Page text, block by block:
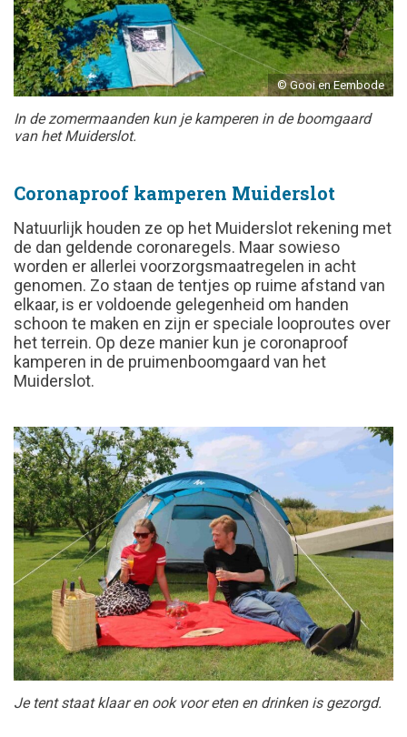
© Gooi en Eembode
In de zomermaanden kun je kamperen in de boomgaard
van het Muiderslot.
Coronaproof kamperen Muiderslot
Natuurlijk houden ze op het Muiderslot rekening met
de dan geldende coronaregels. Maar sowieso
worden er allerlei voorzorgsmaatregelen in acht
genomen. Zo staan de tentjes op ruime afstand van
elkaar, is er voldoende gelegenheid om handen
schoon te maken en zijn er speciale looproutes over
het terrein. Op deze manier kun je coronaproof
kamperen in de pruimenboomgaard van het
Muiderslot.
Je tent staat klaar en ook voor eten en drinken is gezorgd.